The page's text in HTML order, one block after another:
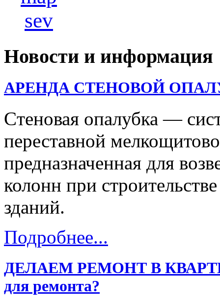
Новости и информация
АРЕНДА СТЕНОВОЙ
Cтеновая опалубка —
переставной
предназначенная для
колонн при
зданий.
Подробнее...
ДЕЛАЕМ РЕМОНТ В
для ремонта?